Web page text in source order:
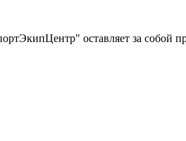
оставляет за собой